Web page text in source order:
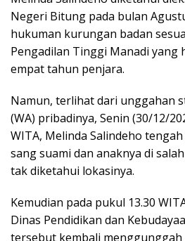
Negeri Bitung pada bulan
hukuman kurungan badan
Pengadilan Tinggi Manadi yang
empat tahun penjara.
Namun, terlihat dari unggahan
(WA) pribadinya, Senin (30/12/
WITA, Melinda Salindeho
sang suami dan anaknya di
tak diketahui lokasinya.
Kemudian pada pukul 13.30
Dinas Pendidikan dan
tersebut kembali menggunggah